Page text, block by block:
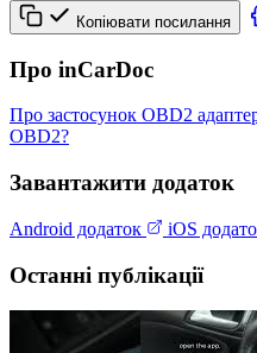
Копіювати посилання
Про inCarDoc
Про застосунок OBD2
OBD2?
Завантажити додаток
Android додаток iOS
Останні публікації